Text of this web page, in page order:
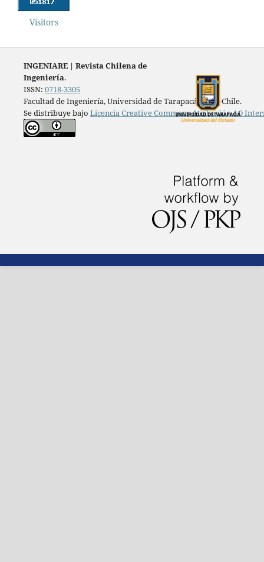
Visitors
INGENIARE | Revista Chilena de
Ingeniería.
ISSN: 0718-3305
Facultad de Ingeniería, Universidad de Tarapacá, Arica-Chile.
Se distribuye bajo Licencia Creative Commons Atribución 4.0